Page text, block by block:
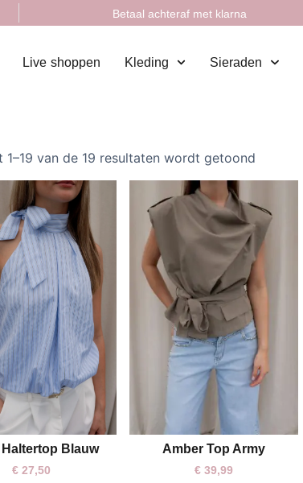
Betaal achteraf met klarna
Live shoppen Kleding Sieraden
1–19 van de 19 resultaten wordt getoond
S M L Blauw
€ 27,50
M
Amber Top Army
€39,99